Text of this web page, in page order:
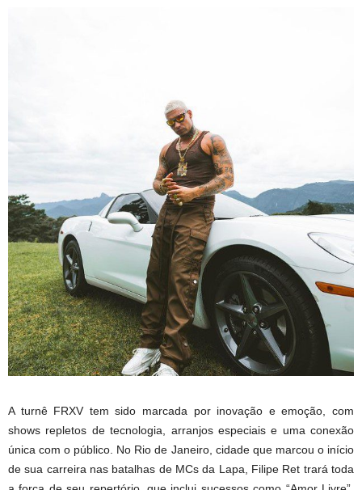
A turnê FRXV tem sido marcada por inovação e emoção, com
shows repletos de tecnologia, arranjos especiais e uma conexão
única com o público. No Rio de Janeiro, cidade que marcou o início
de sua carreira nas batalhas de MCs da Lapa, Filipe Ret trará toda